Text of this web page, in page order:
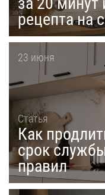
рецепта на
23 июня
Статья
Как
срок
правил